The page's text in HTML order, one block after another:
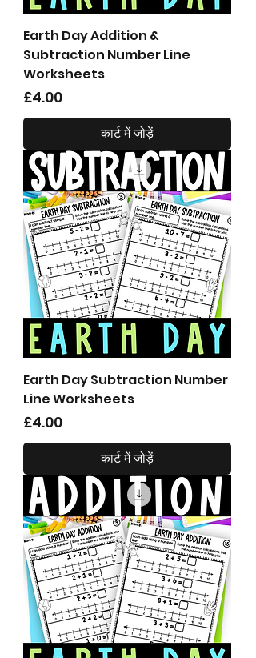
Earth Day Addition &
Subtraction Number Line
Worksheets
मूल्य
£4.00
कार्ट में जोड़ें
Earth Day Subtraction Number
Line Worksheets
मूल्य
£4.00
कार्ट में जोड़ें